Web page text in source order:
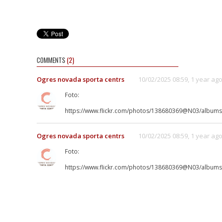
COMMENTS (2)
Ogres novada sporta centrs 10/02/2025 08:59, 1 year ago
Foto:
https://www.flickr.com/photos/138680369@N03/
Ogres novada sporta centrs 10/02/2025 08:59, 1 year ago
Foto:
https://www.flickr.com/photos/138680369@N03/